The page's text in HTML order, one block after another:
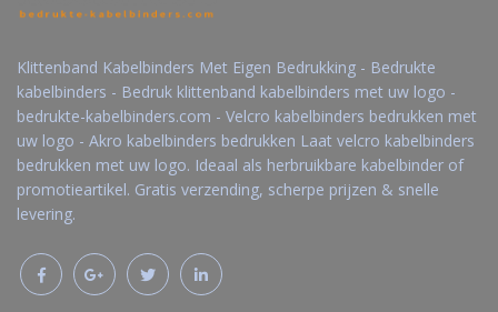
Klittenband Kabelbinders Met Eigen Bedrukking - Bedrukte
kabelbinders - Bedruk klittenband kabelbinders met uw logo -
bedrukte-kabelbinders.com - Velcro kabelbinders bedrukken met
uw logo - Akro kabelbinders bedrukken Laat velcro kabelbinders
bedrukken met uw logo. Ideaal als herbruikbare kabelbinder of
promotieartikel. Gratis verzending, scherpe prijzen & snelle
levering.